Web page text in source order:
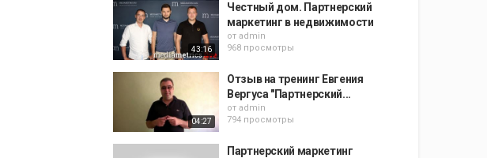
43:16
Честный дом. Партнерский
маркетинг в недвижимости
от admin
968 просмотры
04:27
Отзыв на тренинг Евгения
Вергуса "Партнерский...
от admin
794 просмотры
Партнерский маркетинг